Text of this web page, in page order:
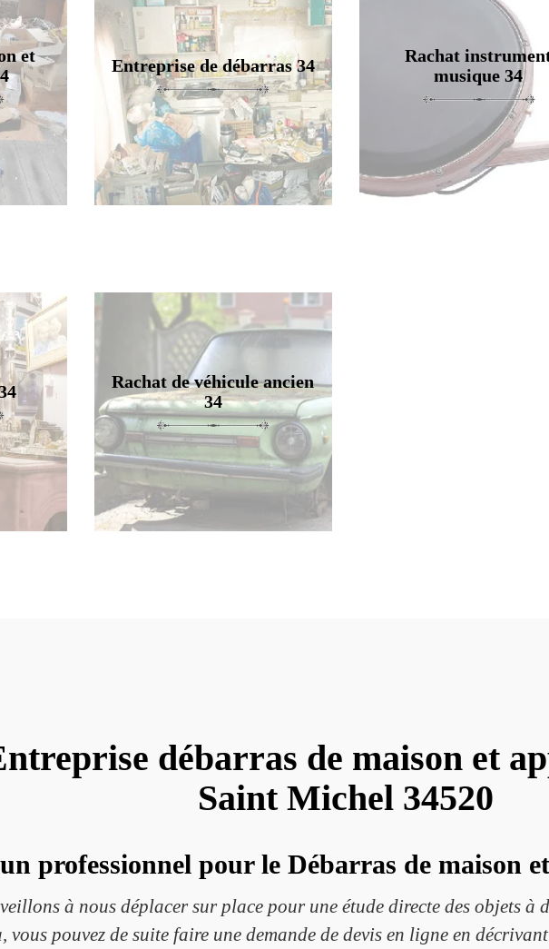
et
Entreprise de débarras 34
Rachat
musique 34
Rachat de véhicule ancien
34
débarras de maison et
Saint Michel 34520
professionnel pour le Débarras de maison
à nous déplacer sur place pour une étude directe des objets à
vous pouvez de suite faire une demande de devis en ligne en